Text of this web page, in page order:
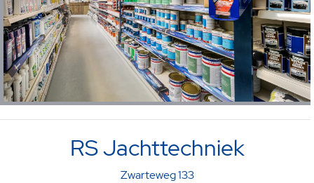
RS Jachttechniek
Zwarteweg 133